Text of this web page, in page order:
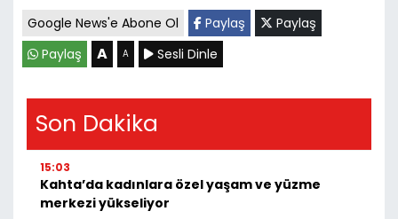
Google News'e Abone Ol Paylaş
Paylaş
Paylaş
A A Sesli Dinle
Son Dakika
15:03
Kahta’da kadınlara özel yaşam ve yüzme
merkezi yükseliyor